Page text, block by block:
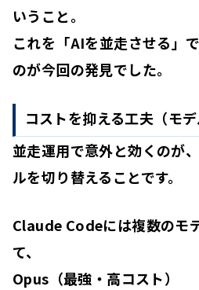
いうこと。
これを「AIを並走させる」
のが今回の発見でした。
コストを抑える工夫（モデ
並走運用で意外と効くのが
ルを切り替えることです。
Claude Codeには複数のモ
て、
Opus（最強・高コスト）